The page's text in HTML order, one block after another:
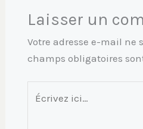
Laisser un
Votre adresse e-mail ne
champs obligatoires